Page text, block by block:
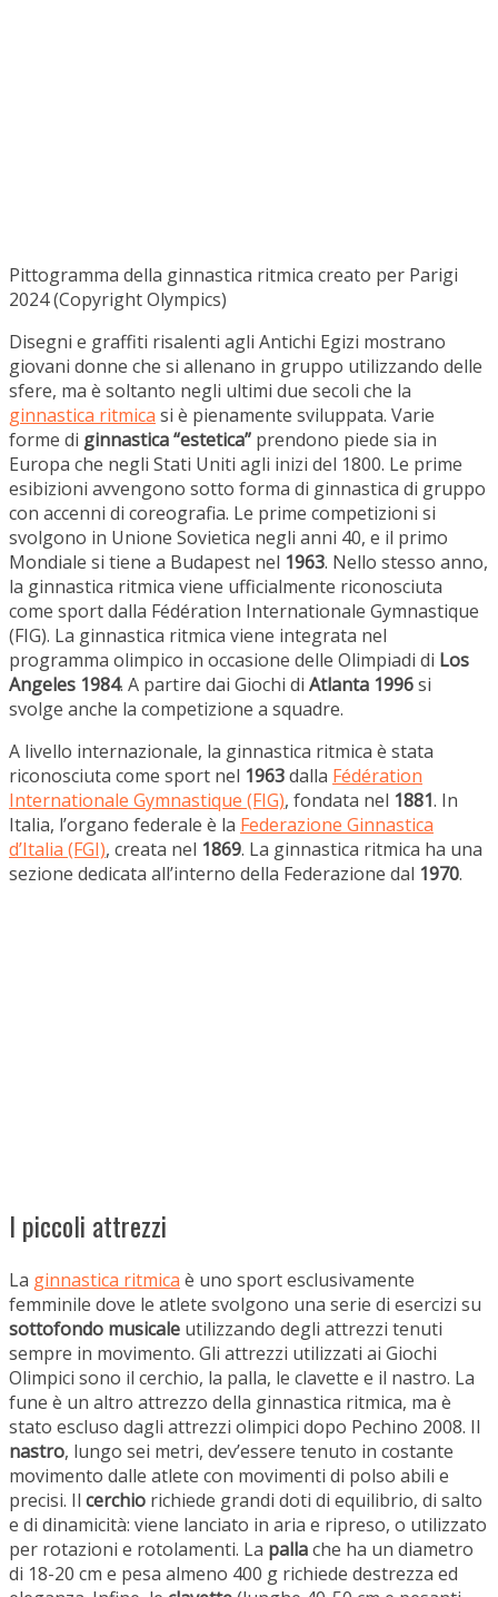
Pittogramma della ginnastica ritmica creato per Parigi
2024 (Copyright Olympics)
Disegni e graffiti risalenti agli Antichi Egizi mostrano
giovani donne che si allenano in gruppo utilizzando delle
sfere, ma è soltanto negli ultimi due secoli che la
ginnastica ritmica si è pienamente sviluppata. Varie
forme di ginnastica “estetica” prendono piede sia in
Europa che negli Stati Uniti agli inizi del 1800. Le prime
esibizioni avvengono sotto forma di ginnastica di gruppo
con accenni di coreografia. Le prime competizioni si
svolgono in Unione Sovietica negli anni 40, e il primo
Mondiale si tiene a Budapest nel 1963. Nello stesso anno,
la ginnastica ritmica viene ufficialmente riconosciuta
come sport dalla Fédération Internationale Gymnastique
(FIG). La ginnastica ritmica viene integrata nel
programma olimpico in occasione delle Olimpiadi di Los
Angeles 1984. A partire dai Giochi di Atlanta 1996si
svolge anche la competizione a squadre.
A livello internazionale, la ginnastica ritmica è stata
riconosciuta come sport nel 1963dalla Fédération
Internationale Gymnastique (FIG), fondata nel 1881. In
Italia, l’organo federale è la Federazione Ginnastica
d’Italia (FGI), creata nel 1869. La ginnastica ritmica ha una
sezione dedicata all’interno della Federazione dal 1970.
I piccoli attrezzi
La ginnastica ritmica è uno sport esclusivamente
femminile dove le atlete svolgono una serie di esercizi su
sottofondo musicale utilizzando degli attrezzi tenuti
sempre in movimento. Gli attrezzi utilizzati ai Giochi
Olimpici sono il cerchio, la palla, le clavette e il nastro. La
fune è un altro attrezzo della ginnastica ritmica, ma è
stato escluso dagli attrezzi olimpici dopo Pechino 2008. Il
nastro, lungo sei metri, dev’essere tenuto in costante
movimento dalle atlete con movimenti di polso abili e
precisi. Il cerchio richiede grandi doti di equilibrio, di salto
e di dinamicità: viene lanciato in aria e ripreso, o utilizzato
per rotazioni e rotolamenti. La pallache ha un diametro
di 18-20 cm e pesa almeno 400 g richiede destrezza ed